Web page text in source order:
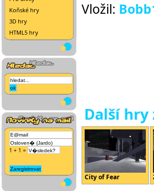
Koňské hry
3D hry
HTML5 hry
1 + 1 =
Vložil:
Další
City of Fear